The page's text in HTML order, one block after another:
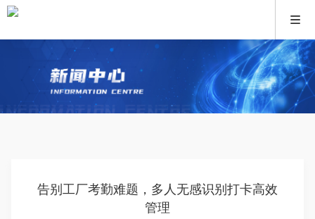
告别工厂考勤难题，多人无感识别打卡高效
管理